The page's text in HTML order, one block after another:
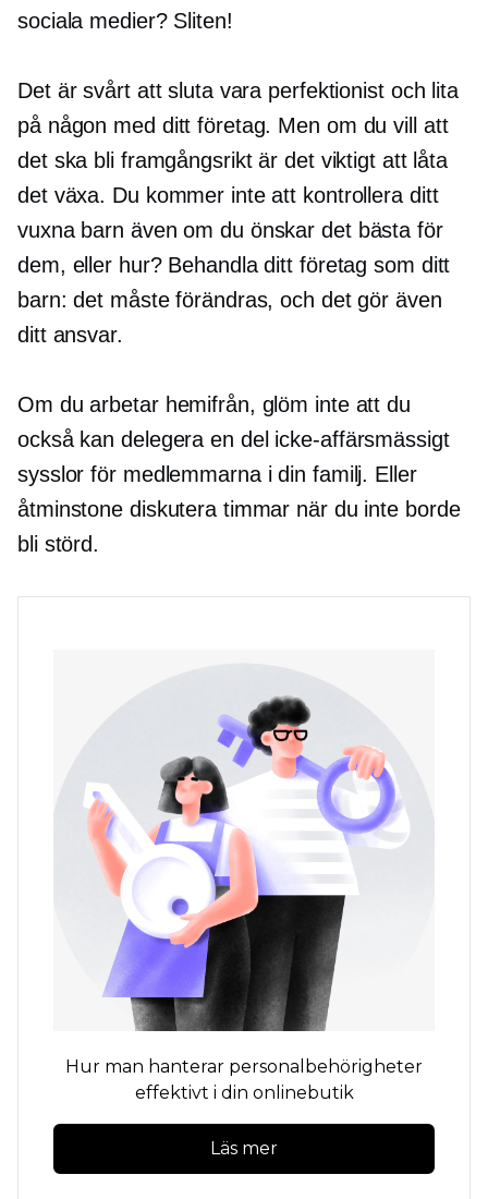
sociala medier? Sliten!
Det är svårt att sluta vara perfektionist och lita
på någon med ditt företag. Men om du vill att
det ska bli framgångsrikt är det viktigt att låta
det växa. Du kommer inte att kontrollera ditt
vuxna barn även om du önskar det bästa för
dem, eller hur? Behandla ditt företag som ditt
barn: det måste förändras, och det gör även
ditt ansvar.
Om du arbetar hemifrån, glöm inte att du
också kan delegera en del icke-affärsmässigt
sysslor för medlemmarna i din familj. Eller
åtminstone diskutera timmar när du inte borde
bli störd.
Hur man hanterar personalbehörigheter
effektivt i din onlinebutik
Läs mer